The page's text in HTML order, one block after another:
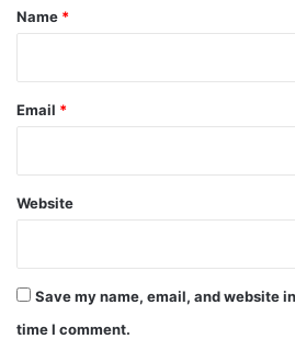
*
Name *
Email *
Website
Save my name, email, and website
time I comment.